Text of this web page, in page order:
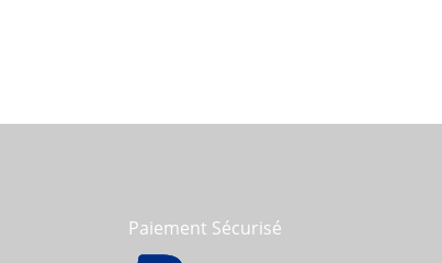
Paiement Sécurisé